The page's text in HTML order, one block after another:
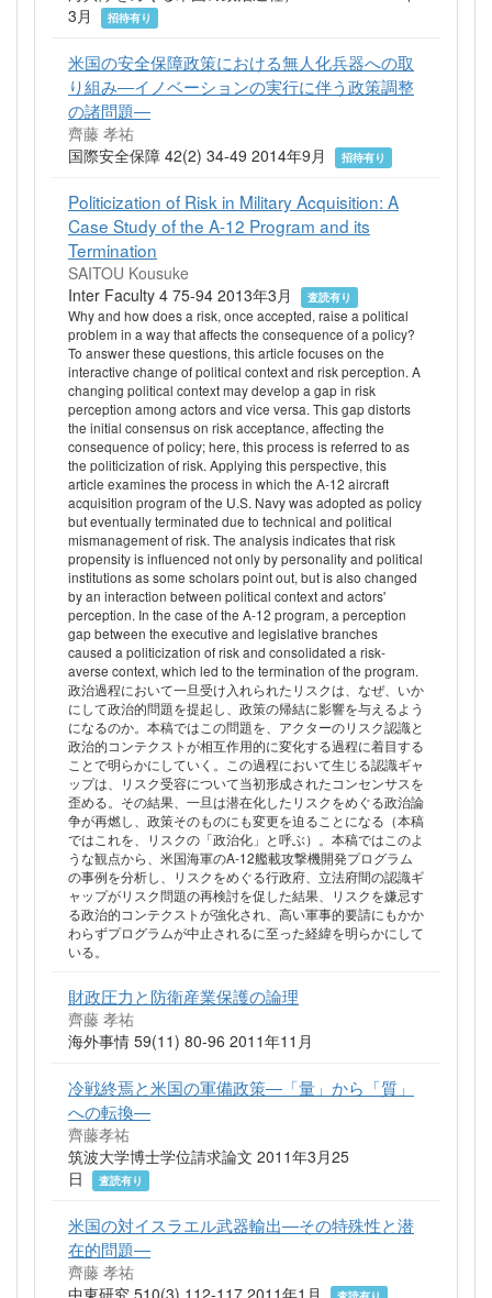
3月
招待有り
米国の安全保障政策における無人化兵器への取
り組み―イノベーションの実行に伴う政策調整
の諸問題―
齊藤 孝祐
国際安全保障 42(2) 34-49 2014年9月
招待有り
Politicization of Risk in Military Acquisition: A
Case Study of the A-12 Program and its
Termination
SAITOU Kousuke
Inter Faculty 4 75-94 2013年3月
査読有り
Why and how does a risk, once accepted, raise a political
problem in a way that affects the consequence of a policy?
To answer these questions, this article focuses on the
interactive change of political context and risk perception. A
changing political context may develop a gap in risk
perception among actors and vice versa. This gap distorts
the initial consensus on risk acceptance, affecting the
consequence of policy; here, this process is referred to as
the politicization of risk. Applying this perspective, this
article examines the process in which the A-12 aircraft
acquisition program of the U.S. Navy was adopted as policy
but eventually terminated due to technical and political
mismanagement of risk. The analysis indicates that risk
propensity is influenced not only by personality and political
institutions as some scholars point out, but is also changed
by an interaction between political context and actors'
perception. In the case of the A-12 program, a perception
gap between the executive and legislative branches
caused a politicization of risk and consolidated a risk-
averse context, which led to the termination of the program.
政治過程において一旦受け入れられたリスクは、なぜ、いか
にして政治的問題を提起し、政策の帰結に影響を与えるよう
になるのか。本稿ではこの問題を、アクターのリスク認識と
政治的コンテクストが相互作用的に変化する過程に着目する
ことで明らかにしていく。この過程において生じる認識ギャ
ップは、リスク受容について当初形成されたコンセンサスを
歪める。その結果、一旦は潜在化したリスクをめぐる政治論
争が再燃し、政策そのものにも変更を迫ることになる（本稿
ではこれを、リスクの「政治化」と呼ぶ）。本稿ではこのよ
うな観点から、米国海軍のA-12艦載攻撃機開発プログラム
の事例を分析し、リスクをめぐる行政府、立法府間の認識ギ
ャップがリスク問題の再検討を促した結果、リスクを嫌忌す
る政治的コンテクストが強化され、高い軍事的要請にもかか
わらずプログラムが中止されるに至った経緯を明らかにして
いる。
財政圧力と防衛産業保護の論理
齊藤 孝祐
海外事情 59(11) 80-96 2011年11月
冷戦終焉と米国の軍備政策―「量」から「質」
への転換―
齊藤孝祐
筑波大学博士学位請求論文 2011年3月25
日
査読有り
米国の対イスラエル武器輸出―その特殊性と潜
在的問題―
齊藤 孝祐
中東研究 510(3) 112-117 2011年1月